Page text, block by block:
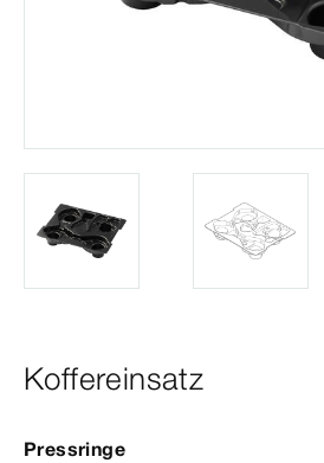
Koffereinsatz
Pressringe